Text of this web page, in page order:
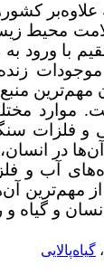
محیط
با
موارد
و
در
و
، گیاه‌پالایی